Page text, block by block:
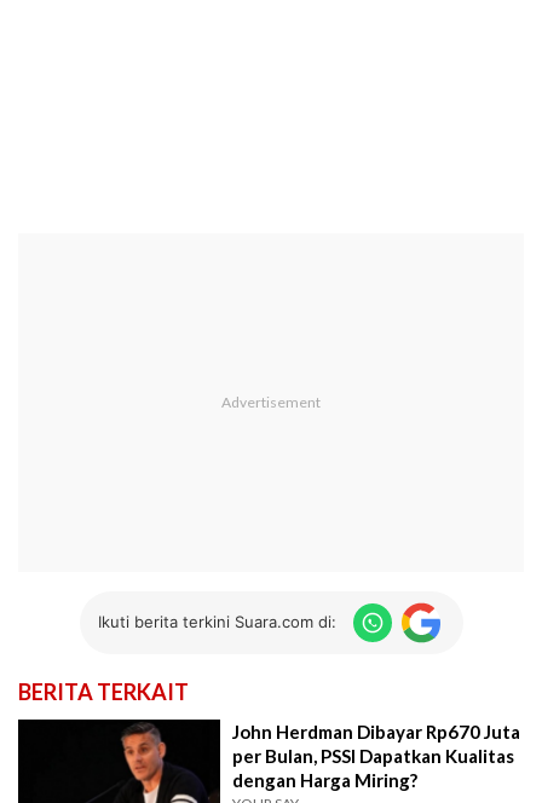
Ikuti berita terkini Suara.com di:
BERITA TERKAIT
John Herdman Dibayar Rp670 Juta
per Bulan, PSSI Dapatkan Kualitas
dengan Harga Miring?